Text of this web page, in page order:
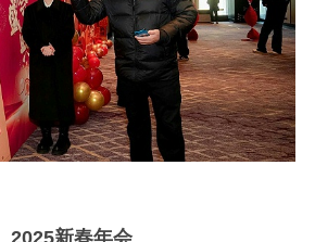
2025新春年会